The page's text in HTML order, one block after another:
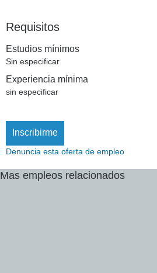
Requisitos
Estudios mínimos
Sin especificar
Experiencia mínima
sin especificar
Inscribirme
Denuncia esta oferta de empleo
Mas empleos relacionados